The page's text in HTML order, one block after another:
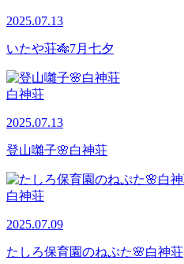
2025.07.13
いたや荘🎋7月七夕
白神荘
2025.07.13
登山囃子🌸白神荘
白神荘
2025.07.09
たしろ保育園のねぷた🌸白神荘